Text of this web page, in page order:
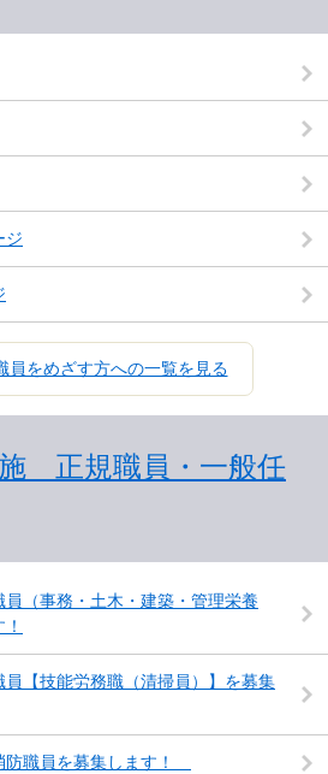
ジ
員をめざす方への一覧を見る
正規職員・一般任
（事務・土木・建築・管理栄養
【技能労務職（清掃員）】を募集
防職員を募集します！